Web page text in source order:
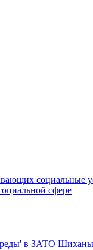
социальные
сфере
в ЗАТО Шиханы